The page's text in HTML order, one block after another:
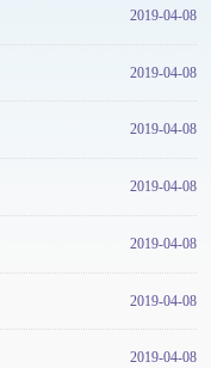
2019-04-08
2019-04-08
2019-04-08
2019-04-08
2019-04-08
2019-04-08
2019-04-08